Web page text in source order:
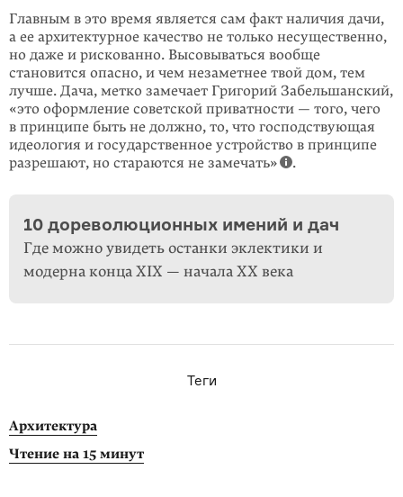
Главным в это время является сам факт наличия дачи,
а ее архитектурное качество не только несущественно,
но даже и рискованно. Высовываться вообще
становится опасно, и чем незаметнее твой дом, тем
лучше. Дача, метко замечает Григорий Забельшанский,
«это оформление советской приватности — того, чего
в принципе быть не должно, то, что господствующая
идеология и государ­ственное устройство в принципе
разре­шают, но стараются не замечать»
.
10 дореволюционных имений и дач
Где можно увидеть останки эклектики и
модерна конца XIX — начала XX века
Теги
Архитектура
Чтение на 15 минут